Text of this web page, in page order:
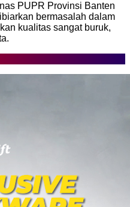
PUPR Provinsi Banten
bermasalah dalam
kualitas sangat buruk,